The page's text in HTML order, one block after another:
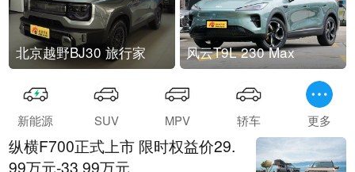
北京越野BJ30 旅行家 风云T9L 230 Max
新能源 SUV MPV 轿车 更多
纵横F700正式上市 限时权益价29.
99万元-33.99万元